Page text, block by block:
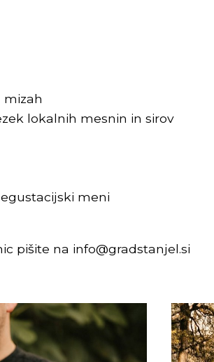
mizah
lokalnih mesnin in sirov
meni
pišite na info@gradstanjel.si